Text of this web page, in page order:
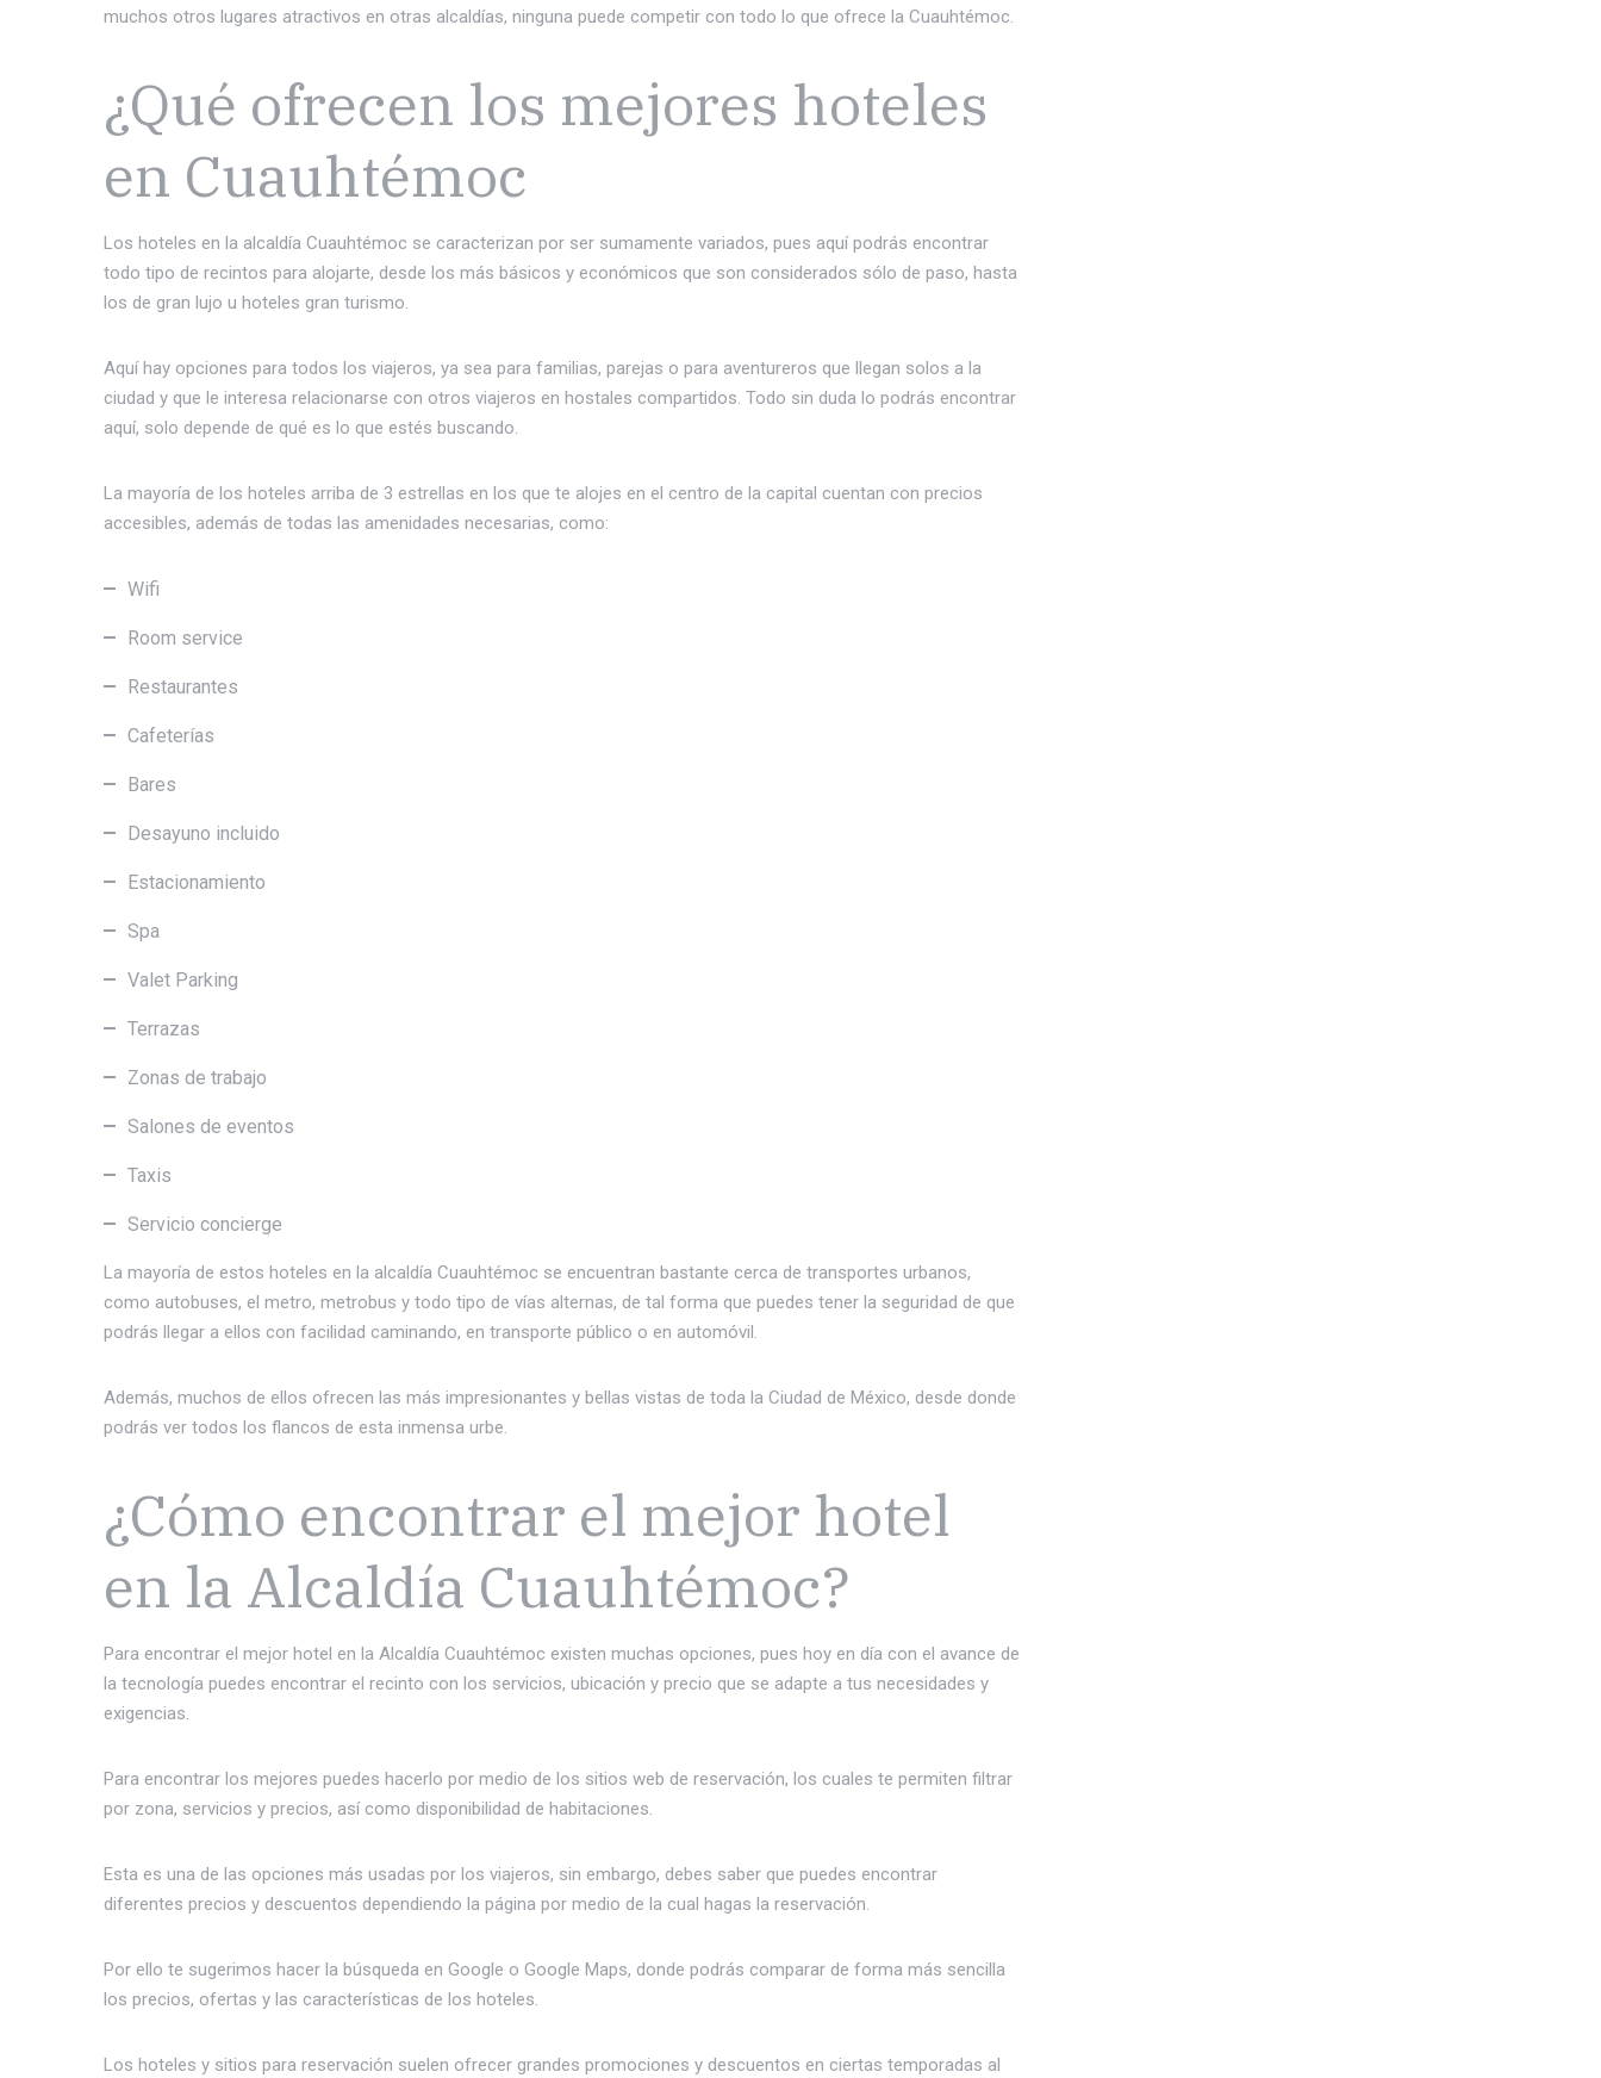
muchos otros lugares atractivos en otras alcaldías, ninguna puede competir con todo lo que ofrece la Cuauhtémoc.
¿Qué ofrecen los mejores hoteles
en Cuauhtémoc
Los hoteles en la alcaldía Cuauhtémoc se caracterizan por ser sumamente variados, pues aquí podrás encontrar
todo tipo de recintos para alojarte, desde los más básicos y económicos que son considerados sólo de paso, hasta
los de gran lujo u hoteles gran turismo.
Aquí hay opciones para todos los viajeros, ya sea para familias, parejas o para aventureros que llegan solos a la
ciudad y que le interesa relacionarse con otros viajeros en hostales compartidos. Todo sin duda lo podrás encontrar
aquí, solo depende de qué es lo que estés buscando.
La mayoría de los hoteles arriba de 3 estrellas en los que te alojes en el centro de la capital cuentan con precios
accesibles, además de todas las amenidades necesarias, como:
Wifi
Room service
Restaurantes
Cafeterías
Bares
Desayuno incluido
Estacionamiento
Spa
Valet Parking
Terrazas
Zonas de trabajo
Salones de eventos
Taxis
Servicio concierge
La mayoría de estos hoteles en la alcaldía Cuauhtémoc se encuentran bastante cerca de transportes urbanos,
como autobuses, el metro, metrobus y todo tipo de vías alternas, de tal forma que puedes tener la seguridad de que
podrás llegar a ellos con facilidad caminando, en transporte público o en automóvil.
Además, muchos de ellos ofrecen las más impresionantes y bellas vistas de toda la Ciudad de México, desde donde
podrás ver todos los flancos de esta inmensa urbe.
¿Cómo encontrar el mejor hotel
en la Alcaldía Cuauhtémoc?
Para encontrar el mejor hotel en la Alcaldía Cuauhtémoc existen muchas opciones, pues hoy en día con el avance de
la tecnología puedes encontrar el recinto con los servicios, ubicación y precio que se adapte a tus necesidades y
exigencias.
Para encontrar los mejores puedes hacerlo por medio de los sitios web de reservación, los cuales te permiten filtrar
por zona, servicios y precios, así como disponibilidad de habitaciones.
Esta es una de las opciones más usadas por los viajeros, sin embargo, debes saber que puedes encontrar
diferentes precios y descuentos dependiendo la página por medio de la cual hagas la reservación.
Por ello te sugerimos hacer la búsqueda en Google o Google Maps, donde podrás comparar de forma más sencilla
los precios, ofertas y las características de los hoteles.
Los hoteles y sitios para reservación suelen ofrecer grandes promociones y descuentos en ciertas temporadas al